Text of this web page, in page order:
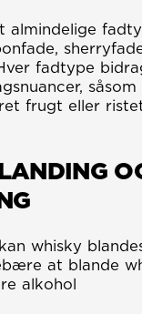
almindelige
fadtype
såsom
frugt eller
whisky
at blande
alkohol